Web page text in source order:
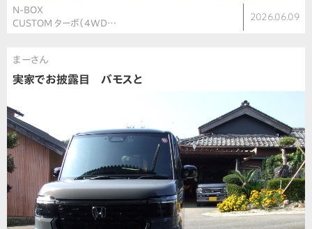
N-BOX
CUSTOM ターボ（4WD…
2026.06.09
まーさん
実家でお披露目 バモスと